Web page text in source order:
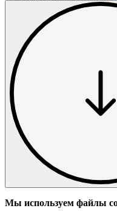
Мы используем файлы